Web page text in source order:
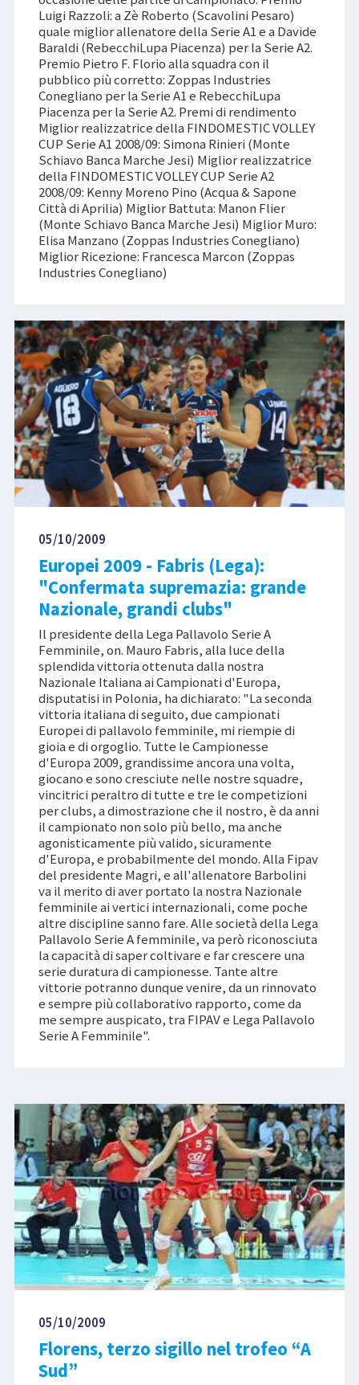
Luigi Razzoli: a Zè Roberto (Scavolini Pesaro)
quale miglior allenatore della Serie A1 e a Davide
Baraldi (RebecchiLupa Piacenza) per la Serie A2.
Premio Pietro F. Florio alla squadra con il
pubblico più corretto: Zoppas Industries
Conegliano per la Serie A1 e RebecchiLupa
Piacenza per la Serie A2. Premi di rendimento
Miglior realizzatrice della FINDOMESTIC VOLLEY
CUP Serie A1 2008/09: Simona Rinieri (Monte
Schiavo Banca Marche Jesi) Miglior realizzatrice
della FINDOMESTIC VOLLEY CUP Serie A2
2008/09: Kenny Moreno Pino (Acqua & Sapone
Città di Aprilia) Miglior Battuta: Manon Flier
(Monte Schiavo Banca Marche Jesi) Miglior Muro:
Elisa Manzano (Zoppas Industries Conegliano)
Miglior Ricezione: Francesca Marcon (Zoppas
Industries Conegliano)
05/10/2009
Europei 2009 - Fabris (Lega):
"Confermata supremazia: grande
Nazionale, grandi clubs"
Il presidente della Lega Pallavolo Serie A
Femminile, on. Mauro Fabris, alla luce della
splendida vittoria ottenuta dalla nostra
Nazionale Italiana ai Campionati d'Europa,
disputatisi in Polonia, ha dichiarato: "La seconda
vittoria italiana di seguito, due campionati
Europei di pallavolo femminile, mi riempie di
gioia e di orgoglio. Tutte le Campionesse
d'Europa 2009, grandissime ancora una volta,
giocano e sono cresciute nelle nostre squadre,
vincitrici peraltro di tutte e tre le competizioni
per clubs, a dimostrazione che il nostro, è da anni
il campionato non solo più bello, ma anche
agonisticamente più valido, sicuramente
d'Europa, e probabilmente del mondo. Alla Fipav
del presidente Magri, e all'allenatore Barbolini
va il merito di aver portato la nostra Nazionale
femminile ai vertici internazionali, come poche
altre discipline sanno fare. Alle società della Lega
Pallavolo Serie A femminile, va però riconosciuta
la capacità di saper coltivare e far crescere una
serie duratura di campionesse. Tante altre
vittorie potranno dunque venire, da un rinnovato
e sempre più collaborativo rapporto, come da
me sempre auspicato, tra FIPAV e Lega Pallavolo
Serie A Femminile".
05/10/2009
Florens, terzo sigillo nel trofeo “A
Sud”